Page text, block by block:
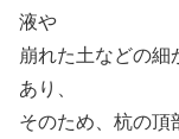
液や
崩れた土などの細
あり、
そのため、杭の頂